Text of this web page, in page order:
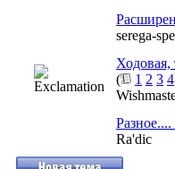
serega-
Ходовая,
(
1 2 3 4
Ra'dic